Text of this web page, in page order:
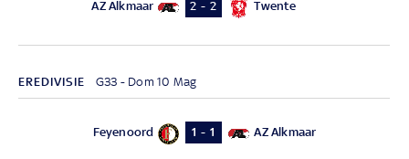
AZ Alkmaar 2 - 2 Twente
EREDIVISIE G33 - Dom 10 Mag
Feyenoord 1 - 1 AZ Alkmaar